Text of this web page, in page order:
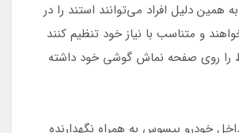
همین دلیل افراد می‌توانند استند را در
و متناسب با نیاز خود تنظیم کنند
را روی صفحه نماش گوشی خود داشته